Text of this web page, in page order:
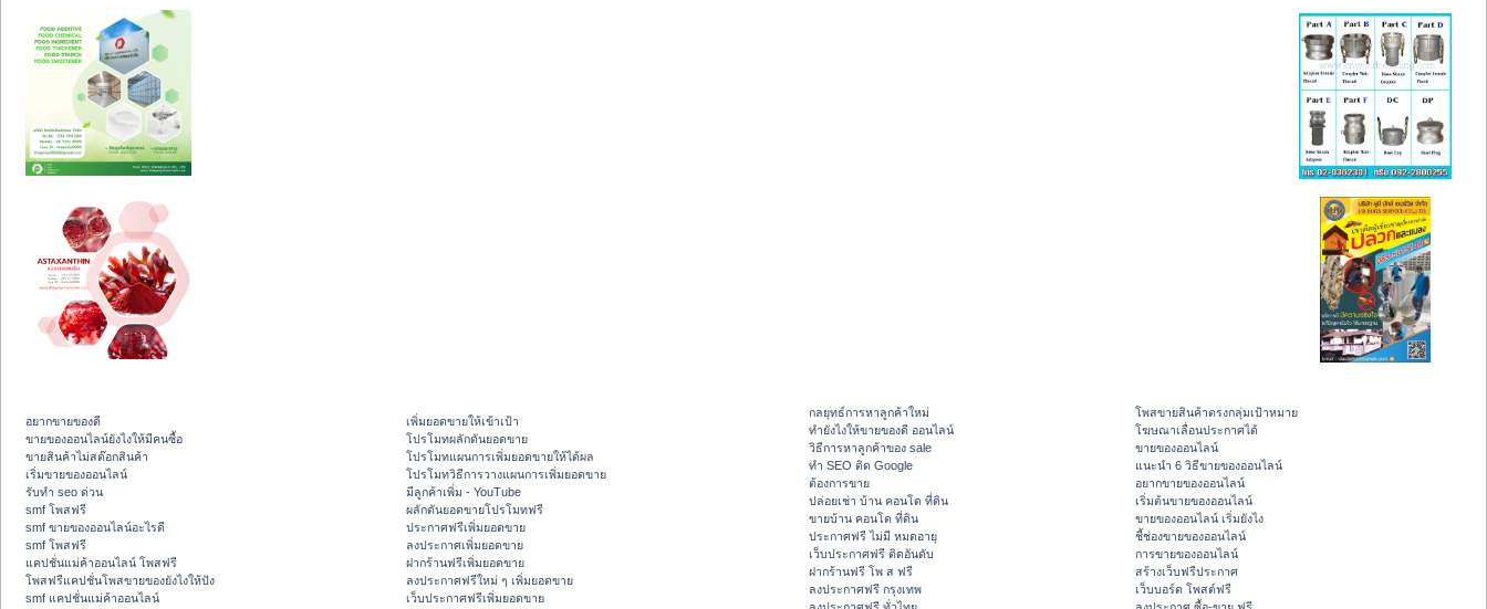
อยากขายของดี
ขายของออนไลน์ยังไงให้มีคนซื้อ
ขายสินค้าไม่สต๊อกสินค้า
เริ่มขายของออนไลน์
รับทำ seo ด่วน
smf โพสฟรี
smf ขายของออนไลน์อะไรดี
smf โพสฟรี
แคปชั่นแม่ค้าออนไลน์ โพสฟรี
โพสฟรีแคปชั่นโพสขายของยังไงให้ปัง
smf แคปชั่นแม่ค้าออนไลน์
เพิ่มยอดขายให้เข้าเป้า
โปรโมทผลักดันยอดขาย
โปรโมทแผนการเพิ่มยอดขายให้ได้ผล
โปรโมทวิธีการวางแผนการเพิ่มยอดขาย
มีลูกค้าเพิ่ม - YouTube
ผลักดันยอดขายโปรโมทฟรี
ประกาศฟรีเพิ่มยอดขาย
ลงประกาศเพิ่มยอดขาย
ฝากร้านฟรีเพิ่มยอดขาย
ลงประกาศฟรีใหม่ ๆ เพิ่มยอดขาย
เว็บประกาศฟรีเพิ่มยอดขาย
กลยุทธ์การหาลูกค้าใหม่
ทํายังไงให้ขายของดี ออนไลน์
วิธีการหาลูกค้าของ sale
ทำ SEO ติด Google
ต้องการขาย
ปล่อยเช่า บ้าน คอนโด ที่ดิน
ขายบ้าน คอนโด ที่ดิน
ประกาศฟรี ไม่มี หมดอายุ
เว็บประกาศฟรี ติดอันดับ
ฝากร้านฟรี โพ ส ฟรี
ลงประกาศฟรี กรุงเทพ
โพสขายสินค้าตรงกลุ่มเป้าหมาย
โฆษณาเลื่อนประกาศได้
ขายของออนไลน์
แนะนำ 6 วิธีขายของออนไลน์
อยากขายของออนไลน์
เริ่มต้นขายของออนไลน์
ขายของออนไลน์ เริ่มยังไง
ชี้ช่องขายของออนไลน์
การขายของออนไลน์
สร้างเว็บฟรีประกาศ
เว็บบอร์ด โพสต์ฟรี